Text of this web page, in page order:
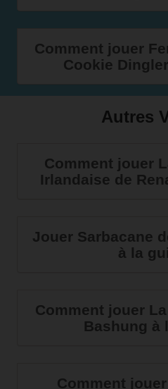
Comment jouer
Cookie
Autres
Comment jouer
Irlandaise de
Jouer Sarbacane
à la
Comment jouer
Bashung à
Comment